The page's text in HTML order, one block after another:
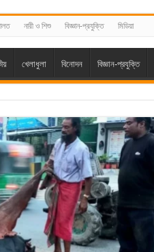
নারী ও শিশু বিজ্ঞান-প্রযুক্তি মিডিয়া
খেলাধুলা বিনোদন বিজ্ঞান-প্রযুক্তি